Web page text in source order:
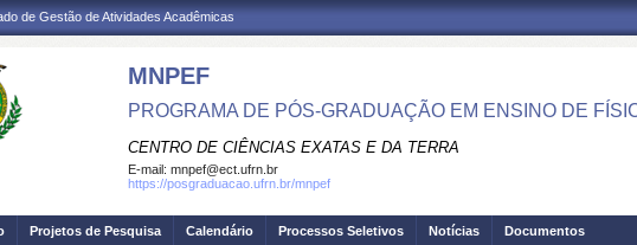
de Gestão de Atividades Acadêmicas
MNPEF
PROGRAMA DE PÓS-GRADUAÇÃO EM ENSINO DE
CENTRO DE CIÊNCIAS EXATAS E DA TERRA
E-mail: mnpef@ect.ufrn.br
https://posgraduacao.ufrn.br/mnpef
Projetos de Pesquisa Calendário Processos Seletivos Notícias Documentos